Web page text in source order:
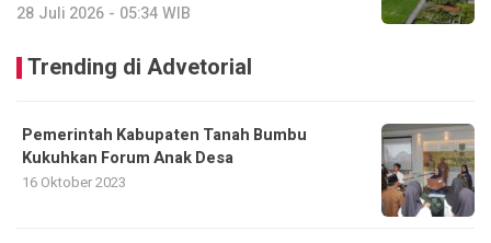
28 Juli 2026 - 05:34 WIB
Trending di Advetorial
Pemerintah Kabupaten Tanah Bumbu
Kukuhkan Forum Anak Desa
16 Oktober 2023